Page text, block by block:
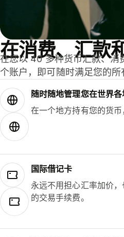
在消费、汇款
在您以 40 多种货币汇款、消
个账户，即可随时满足您的所
随时随地管理您在世界各
在一个地方持有您的货币
国际借记卡
永远不用担心汇率加价
的交易手续费。